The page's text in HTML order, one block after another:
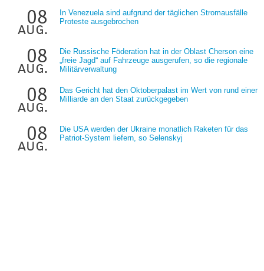
08
aug.
In Venezuela sind aufgrund der täglichen Stromausfälle
Proteste ausgebrochen
08
aug.
Die Russische Föderation hat in der Oblast Cherson eine
„freie Jagd“ auf Fahrzeuge ausgerufen, so die regionale
Militärverwaltung
08
aug.
Das Gericht hat den Oktoberpalast im Wert von rund einer
Milliarde an den Staat zurückgegeben
08
aug.
Die USA werden der Ukraine monatlich Raketen für das
Patriot-System liefern, so Selenskyj